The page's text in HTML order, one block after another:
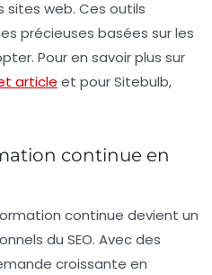
web. Ces outils
précieuses basées sur les
Pour en savoir plus sur
article et pour Sitebulb,
continue en
continue devient un
du SEO. Avec des
croissante en